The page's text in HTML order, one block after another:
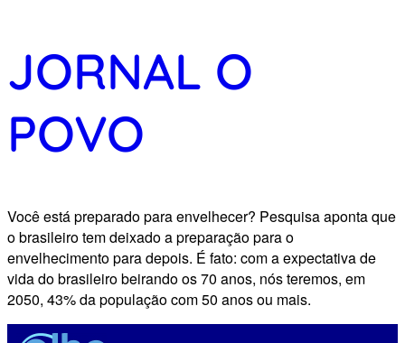
JORNAL O
POVO
Você está preparado para envelhecer? Pesquisa aponta que
o brasileiro tem deixado a preparação para o
envelhecimento para depois. É fato: com a expectativa de
vida do brasileiro beirando os 70 anos, nós teremos, em
2050, 43% da população com 50 anos ou mais.